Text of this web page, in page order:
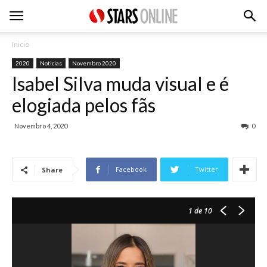
Inicio
2020 Noticias Novembro 2020
Isabel Silva muda visual e é
elogiada pelos fãs
Novembro 4, 2020 0
Share Facebook Twitter
1 de 10